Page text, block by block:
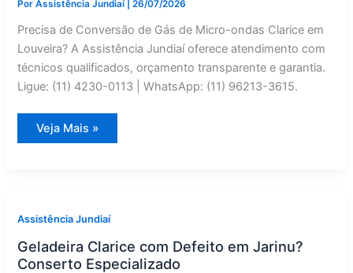
PorAssistência Jundiaí |26/07/2026
Precisa de Conversão de Gás de Micro-ondas Clarice em
Louveira? A Assistência Jundiaí oferece atendimento com
técnicos qualificados, orçamento transparente e garantia.
Ligue: (11) 4230-0113 | WhatsApp: (11) 96213-3615.
Conversão
de
Louveira
|
Assistência
Jundiaí
Veja Mais »
Assistência Jundiaí
Geladeira Clarice com Defeito em Jarinu?
Conserto Especializado